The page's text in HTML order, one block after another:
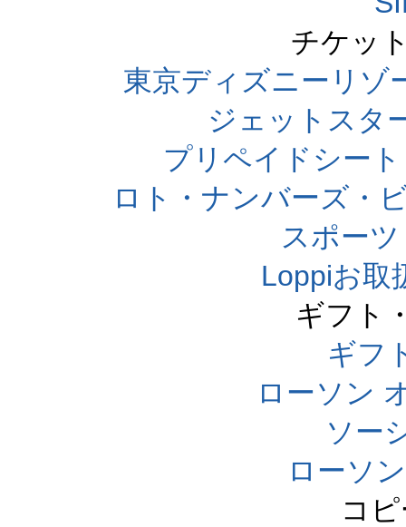
チケッ
東京ディズニーリゾ
ジェットスタ
プリペイドシー
ロト・ナンバーズ・
スポー
Loppiお取
ギフト
ギフ
ローソン
ソー
ローソ
コ